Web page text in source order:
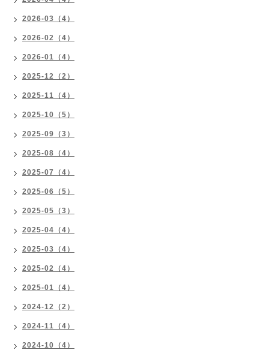
2026-03（4）
2026-02（4）
2026-01（4）
2025-12（2）
2025-11（4）
2025-10（5）
2025-09（3）
2025-08（4）
2025-07（4）
2025-06（5）
2025-05（3）
2025-04（4）
2025-03（4）
2025-02（4）
2025-01（4）
2024-12（2）
2024-11（4）
2024-10（4）